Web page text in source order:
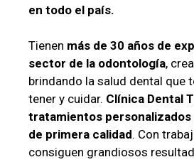
en todo el país.
Tienen más de 30 años de
sector de la odontología,
brindando la salud dental que
tener y cuidar. Clínica Dental
tratamientos
de primera calidad. Con
consiguen grandiosos